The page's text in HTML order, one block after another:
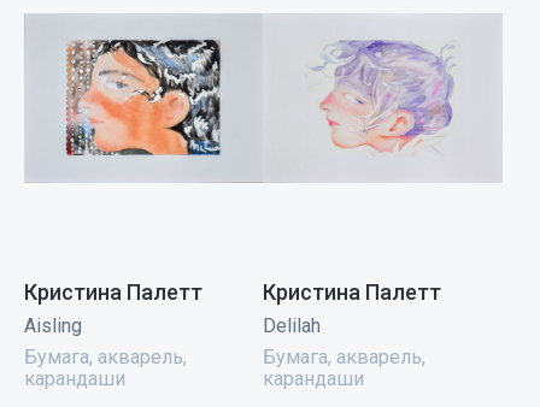
Кристина Палетт
Aisling
Бумага, акварель,
карандаши
Кристина Палетт
Delilah
Бумага, акварель,
карандаши